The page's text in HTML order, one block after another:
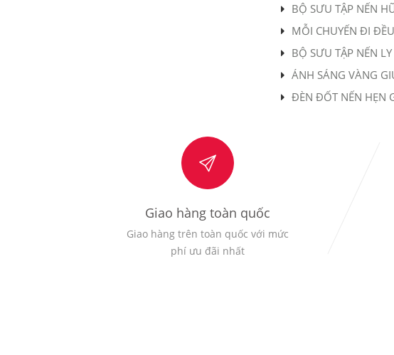
BỘ SƯU TẬP NẾN
MỖI CHUYẾN ĐI
BỘ SƯU TẬP NẾN
ÁNH SÁNG VÀNG
ĐÈN ĐỐT NẾN HẸN
Giao hàng toàn quốc
Giao hàng trên toàn quốc với mức
phí ưu đãi nhất